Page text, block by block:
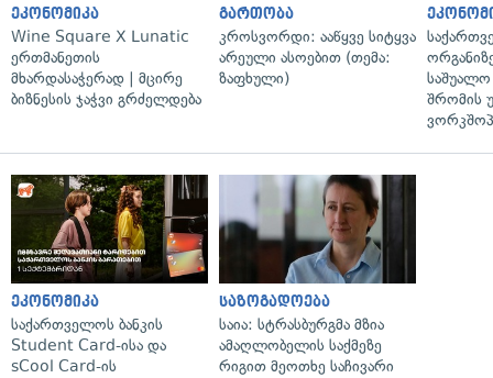
ეკონომიკა
Wine Square X Lunatic
ერთმანეთის
მხარდასაჭერად | მცირე
ბიზნესის ჯაჭვი გრძელდება
გართობა
კროსვორდი: ააწყვე სიტყვა
არეული ასოებით (თემა:
ზაფხული)
საშუალო
შრომის
ეკონომიკა
საქართველოს ბანკის
Student Card-ისა და
sCool Card-ის
საზოგადოება
საია: სტრასბურგმა მზია
ამაღლობელის საქმეზე
რიგით მეოთხე საჩივარი